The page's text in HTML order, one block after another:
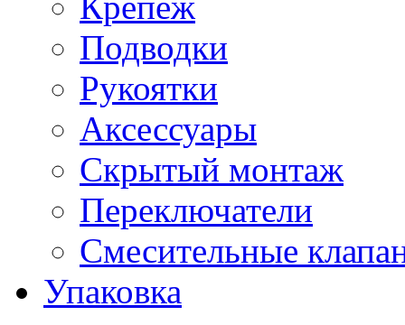
Подводки
Рукоятки
Аксессуары
Скрытый монтаж
Переключатели
Смесительные
Упаковка